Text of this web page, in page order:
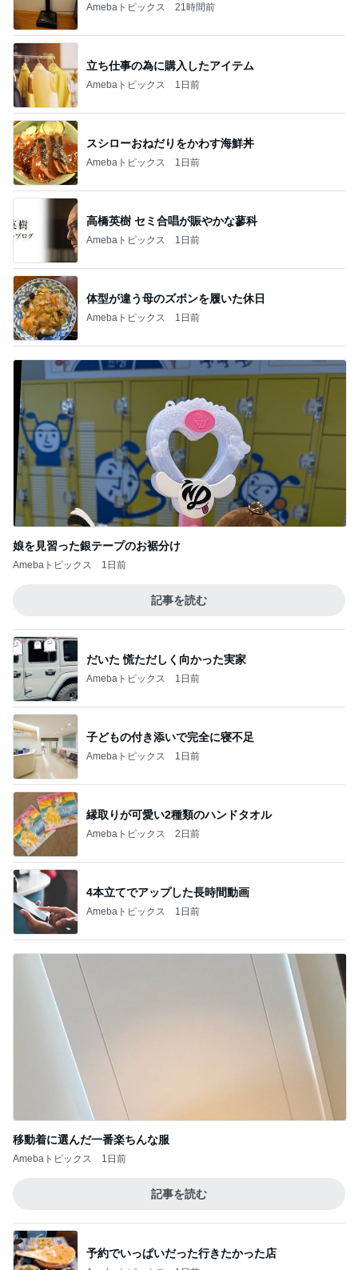
Amebaトピックス 21時間前
立ち仕事の為に購入したアイテム
Amebaトピックス 1日前
スシローおねだりをかわす海鮮丼
Amebaトピックス 1日前
高橋英樹 セミ合唱が賑やかな蓼科
Amebaトピックス 1日前
体型が違う母のズボンを履いた休日
Amebaトピックス 1日前
娘を見習った銀テープのお裾分け
Amebaトピックス 1日前
記事を読む
だいた 慌ただしく向かった実家
Amebaトピックス 1日前
子どもの付き添いで完全に寝不足
Amebaトピックス 1日前
縁取りが可愛い2種類のハンドタオル
Amebaトピックス 2日前
4本立てでアップした長時間動画
Amebaトピックス 1日前
移動着に選んだ一番楽ちんな服
Amebaトピックス 1日前
記事を読む
予約でいっぱいだった行きたかった店